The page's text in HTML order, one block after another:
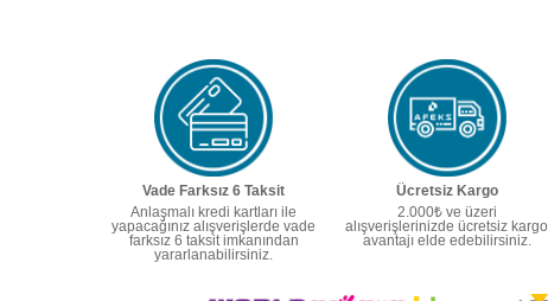
Vade Farksız 6 Taksit
Anlaşmalı kredi kartları ile
yapacağınız alışverişlerde vade
farksız 6 taksit imkanından
yararlanabilirsiniz.
Ücretsiz Kargo
2.000₺ ve üzeri
alışverişlerinizde ücretsiz kargo
avantajı elde edebilirsiniz.